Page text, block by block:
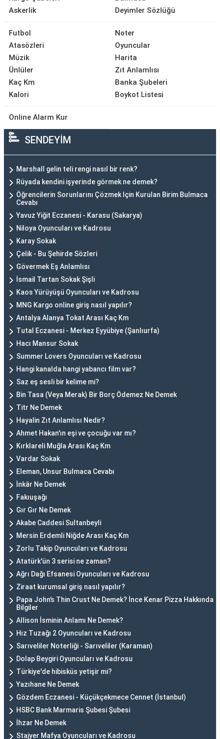
Askerlik
Deyimler Sözlüğü
Futbol
Atasözleri
Müzik
Ünlüler
Kaç Km
Kalori
Noter
Oyuncular
Harita
Zıt Anlamlısı
Banka Şubeleri
Boykot Listesi
Online Alarm Kur
SENDEYİM
Marshall gelin teli rengi nasıl bir renk?
Rüyada kendini işyerinde görmek ne demek?
Öğrencilerin Sorunlarını Çözmek Için Kurulan Birim Bulmaca
Cevabı
Yavuz Yiğit Eczanesi - Karasu (Sakarya)
Niloya Oyuncuları ve Kadrosu
Karay Sokak
Çelik - Bu Şehirde Sözleri
Gövermek Eş Anlamlısı
İsmail Tartan Sokak Şişli
Kaos Yürüyüşü Oyuncuları ve Kadrosu
MNG Kargo online giriş nasıl yapılır?
Antalya Alanya Tokat Arası Kaç Km
Tutal Eczanesi - Merkez Eyyübiye (Şanlıurfa)
Hacı Mansur Sokak
Summer Lovers Oyuncuları ve Kadrosu
Hangi kanalda hangi yabancı film var?
Saz eş sesli bir kelime mi?
Bin Tasa (Veya Merak) Bir Borç Ödemez Ne Demek
Titr Ne Demek
Hayalin Zıt Anlamlısı Nedir?
Ahmet Hakan'ın eşi ve çocuğu var mı?
Kırklareli Muğla Arası Kaç Km
Vardar Sokak
Eleman, Unsur Bulmaca Cevabı
İnkâr Ne Demek
Fakıuşağı
Gır Gır Ne Demek
Akabe Caddesi Sultanbeyli
Mersin Erdemli Niğde Arası Kaç Km
Zorlu Takip Oyuncuları ve Kadrosu
Atatürk'ün 3 serisi ne zaman?
Ağrı Dağı Efsanesi Oyuncuları ve Kadrosu
Ziraat kurumsal giriş nasıl yapılır?
Papa John’s Thin Crust Ne Demek? İnce Kenar Pizza Hakkında
Bilgiler
Allison İsminin Anlamı Ne Demek?
Hız Tuzağı 2 Oyuncuları ve Kadrosu
Sarıveliler Noterliği - Sarıveliler (Karaman)
Dolap Beygiri Oyuncuları ve Kadrosu
Türkiye'de hibisküs yetişir mi?
Yazıhane Ne Demek
Gözdem Eczanesi - Küçükçekmece Cennet (İstanbul)
HSBC Bank Marmaris Şubesi Şubesi
İhzar Ne Demek
Stajyer Mafya Oyuncuları ve Kadrosu